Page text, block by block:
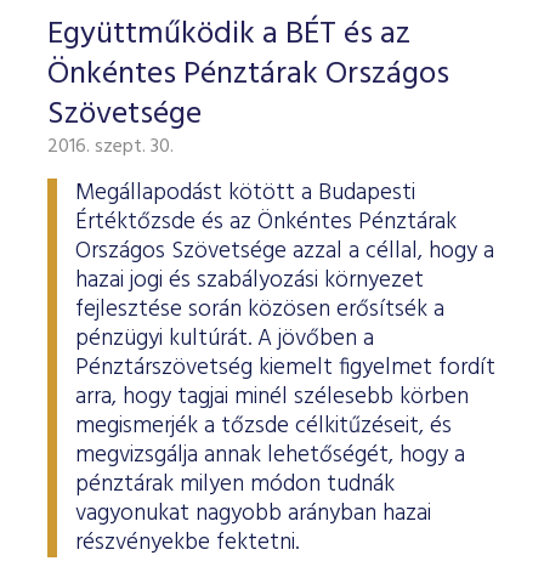
Együttműködik a BÉT és az
Önkéntes Pénztárak Országos
Szövetsége
2016. szept. 30.
Megállapodást kötött a Budapesti
Értéktőzsde és az Önkéntes Pénztárak
Országos Szövetsége azzal a céllal, hogy a
hazai jogi és szabályozási környezet
fejlesztése során közösen erősítsék a
pénzügyi kultúrát. A jövőben a
Pénztárszövetség kiemelt figyelmet fordít
arra, hogy tagjai minél szélesebb körben
megismerjék a tőzsde célkitűzéseit, és
megvizsgálja annak lehetőségét, hogy a
pénztárak milyen módon tudnák
vagyonukat nagyobb arányban hazai
részvényekbe fektetni.